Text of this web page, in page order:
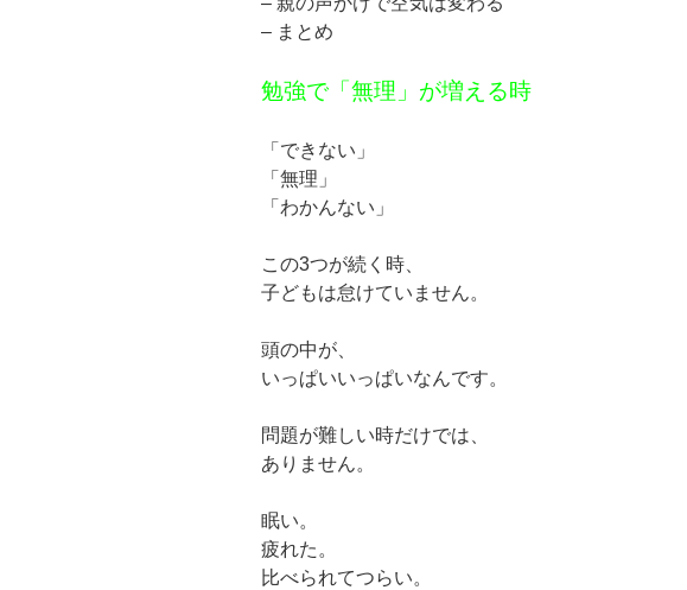
– まとめ
勉強で「無理」が増える時
「できない」
「無理」
「わかんない」
この3つが続く時、
子どもは怠けていません。
頭の中が、
いっぱいいっぱいなんです。
問題が難しい時だけでは、
ありません。
眠い。
疲れた。
比べられてつらい。